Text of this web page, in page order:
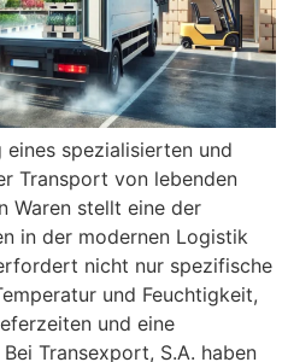
eines spezialisierten und
Transport von lebenden
Waren stellt eine der
in der modernen Logistik
nicht nur spezifische
und Feuchtigkeit,
und eine
Transexport, S.A. haben